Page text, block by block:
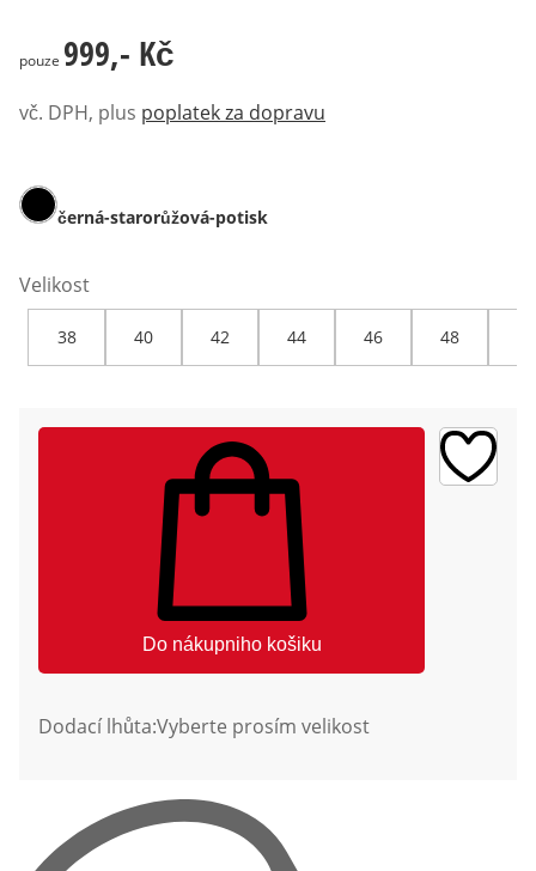
999,- Kč
pouze 999,- Kč
vč. DPH, plus poplatek za dopravu
černá-starorůžová-potisk
Velikost
38 40 42 44 46 48
Do nákupniho košiku
Dodací lhůta:Vyberte prosím velikost